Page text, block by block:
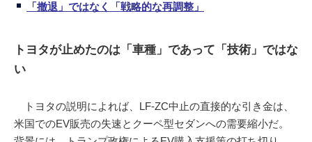
「撤退」ではなく「戦略的な再調整」
トヨタが止めたのは「車種」であって「技術」ではな
い
トヨタの説明によれば、LF-ZC中止の直接的な引き金は、
米国でのEV販売の失速とクーペ型セダンへの需要縮小だ。